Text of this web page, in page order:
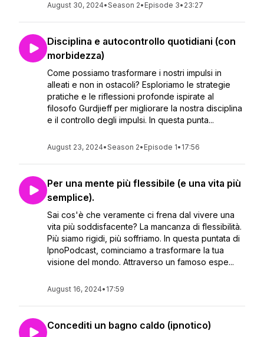
August 30, 2024•Season 2• Episode 3• 23:27
Disciplina e autocontrollo quotidiani (con
morbidezza)
Come possiamo trasformare i nostri impulsi in
alleati e non in ostacoli? Esploriamo le strategie
pratiche e le riflessioni profonde ispirate al
filosofo Gurdjieff per migliorare la nostra disciplina
e il controllo degli impulsi. In questa punta...
August 23, 2024•Season 2• Episode 1• 17:56
Per una mente più flessibile (e una vita più
semplice).
Sai cos'è che veramente ci frena dal vivere una
vita più soddisfacente? La mancanza di flessibilità.
Più siamo rigidi, più soffriamo. In questa puntata di
IpnoPodcast, cominciamo a trasformare la tua
visione del mondo. Attraverso un famoso espe...
August 16, 2024• 17:59
Concediti un bagno caldo (ipnotico)